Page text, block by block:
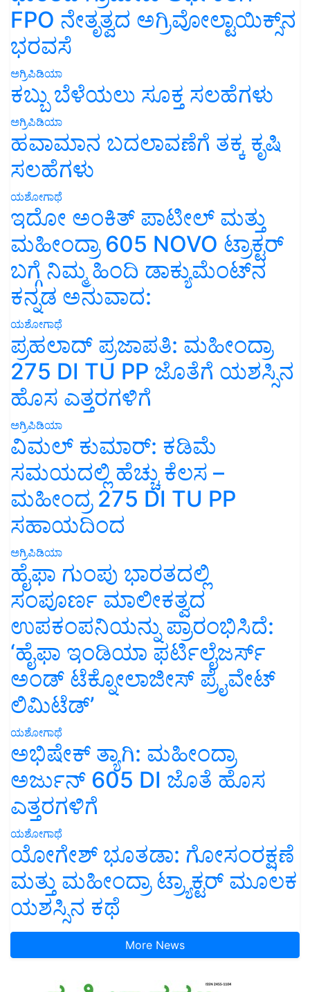
FPO ನೇತೃತ್ವದ ಅಗ್ರಿವೋಲ್ಟಾಯಿಕ್ಸ್‌ನ
ಭರವಸೆ
ಅಗ್ರಿಪಿಡಿಯಾ
ಕಬ್ಬು ಬೆಳೆಯಲು ಸೂಕ್ತ ಸಲಹೆಗಳು
ಅಗ್ರಿಪಿಡಿಯಾ
ಹವಾಮಾನ ಬದಲಾವಣೆಗೆ ತಕ್ಕ ಕೃಷಿ
ಸಲಹೆಗಳು
ಯಶೋಗಾಥೆ
ಇದೋ ಅಂಕಿತ್ ಪಾಟೀಲ್ ಮತ್ತು
ಮಹೀಂದ್ರಾ 605 NOVO ಟ್ರಾಕ್ಟರ್
ಬಗ್ಗೆ ನಿಮ್ಮ ಹಿಂದಿ ಡಾಕ್ಯುಮೆಂಟ್‌ನ
ಕನ್ನಡ ಅನುವಾದ:
ಯಶೋಗಾಥೆ
ಪ್ರಹಲಾದ್ ಪ್ರಜಾಪತಿ: ಮಹೀಂದ್ರಾ
275 DI TU PP ಜೊತೆಗೆ ಯಶಸ್ಸಿನ
ಹೊಸ ಎತ್ತರಗಳಿಗೆ
ಅಗ್ರಿಪಿಡಿಯಾ
ವಿಮಲ್ ಕುಮಾರ್: ಕಡಿಮೆ
ಸಮಯದಲ್ಲಿ ಹೆಚ್ಚು ಕೆಲಸ –
ಮಹೀಂದ್ರ 275 DI TU PP
ಸಹಾಯದಿಂದ
ಅಗ್ರಿಪಿಡಿಯಾ
ಹೈಫಾ ಗುಂಪು ಭಾರತದಲ್ಲಿ
ಸಂಪೂರ್ಣ ಮಾಲೀಕತ್ವದ
ಉಪಕಂಪನಿಯನ್ನು ಪ್ರಾರಂಭಿಸಿದೆ:
‘ಹೈಫಾ ಇಂಡಿಯಾ ಫರ್ಟಿಲೈಜರ್ಸ್
ಅಂಡ್ ಟೆಕ್ನೋಲಾಜೀಸ್ ಪ್ರೈವೇಟ್
ಲಿಮಿಟೆಡ್’
ಯಶೋಗಾಥೆ
ಅಭಿಷೇಕ್ ತ್ಯಾಗಿ: ಮಹೀಂದ್ರಾ
ಅರ್ಜುನ್ 605 DI ಜೊತೆ ಹೊಸ
ಎತ್ತರಗಳಿಗೆ
ಯಶೋಗಾಥೆ
ಯೋಗೇಶ್ ಭೂತಡಾ: ಗೋಸಂರಕ್ಷಣೆ
ಮತ್ತು ಮಹೀಂದ್ರಾ ಟ್ರ್ಯಾಕ್ಟರ್ ಮೂಲಕ
ಯಶಸ್ಸಿನ ಕಥೆ
More News